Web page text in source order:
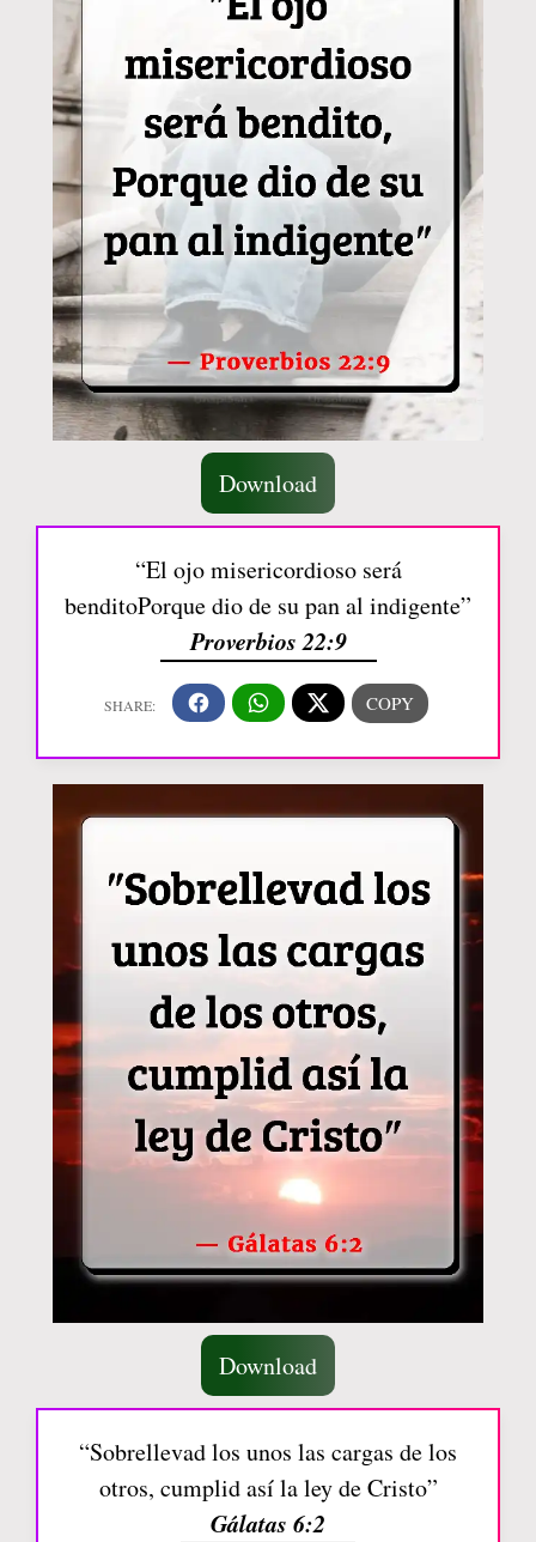
Download
“El ojo misericordioso será
benditoPorque dio de su pan al indigente”
Proverbios 22:9
Download
“Sobrellevad los unos las cargas de los
otros, cumplid así la ley de Cristo”
Gálatas 6:2